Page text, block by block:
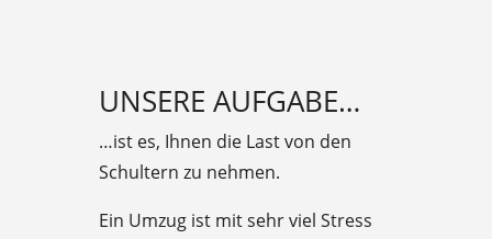
UNSERE AUFGABE…
…ist es, Ihnen die Last von den
Schultern zu nehmen.
Ein Umzug ist mit sehr viel Stress